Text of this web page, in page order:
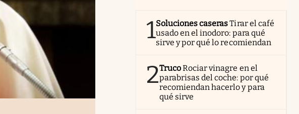
1Soluciones caserasTirar el café
usado en el inodoro: para qué
sirve y por qué lo recomiendan
2TrucoRociar vinagre en el
parabrisas del coche: por qué
recomiendan hacerlo y para
qué sirve